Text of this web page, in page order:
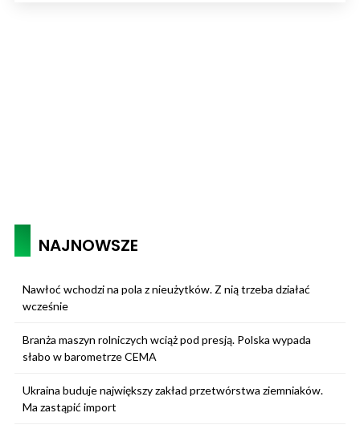
NAJNOWSZE
Nawłoć wchodzi na pola z nieużytków. Z nią trzeba działać
wcześnie
Branża maszyn rolniczych wciąż pod presją. Polska wypada
słabo w barometrze CEMA
Ukraina buduje największy zakład przetwórstwa ziemniaków.
Ma zastąpić import